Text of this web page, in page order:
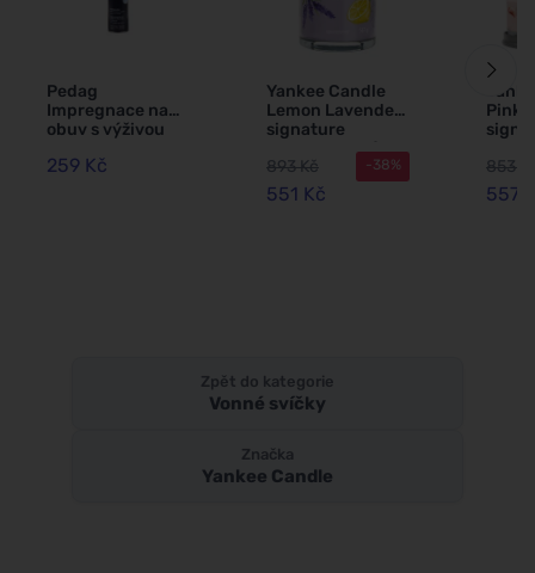
Pedag
Impregnace na
obuv s výživou
259 Kč
Yankee Candle
Lemon Lavender
signature
tumbler velký
567 g
893 Kč
551 Kč
-38%
Pink
340 g
853
557
Zpět do kategorie
Vonné svíčky
Značka
Yankee Candle